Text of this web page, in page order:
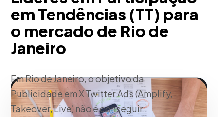
em Tendências (TT) para
o mercado de Rio de
Janeiro
Em Rio de Janeiro, o objetivo da
Publicidade em X Twitter Ads (Amplify,
Takeover, Live) não é conseguir